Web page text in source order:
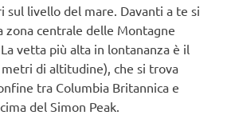
sul livello del mare. Davanti a te si
zona centrale delle Montagne
vetta più alta in lontananza è il
metri di altitudine), che si trova
tra Columbia Britannica e
del Simon Peak.